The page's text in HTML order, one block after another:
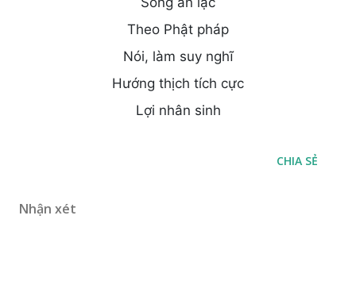
Theo Phật pháp
Nói, làm suy nghĩ
Hướng thịch tích cực
Lợi nhân sinh
CHIA SẺ
Nhận xét